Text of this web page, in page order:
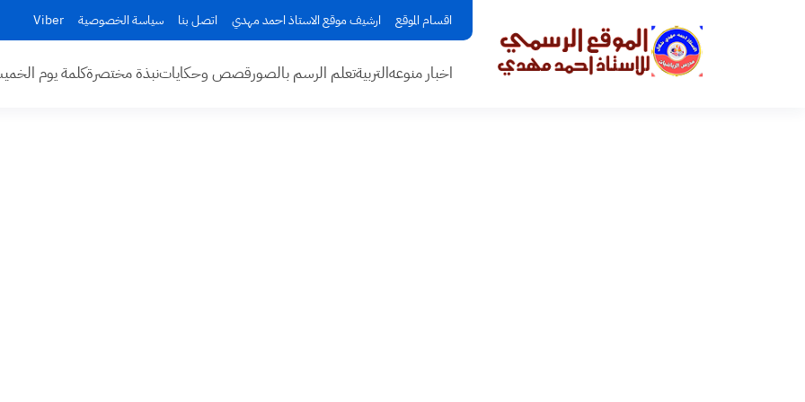
اقسام الموقع ارشيف موقع الاستاذ احمد مهدي اتصل بنا سياسة الخصوصية Viber
اخبار منوعهالتربيةتعلم الرسم بالصورقصص وحكاياتنبذة مختصرةكلمة يوم